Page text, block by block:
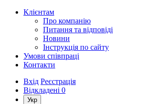
Клієнтам
Про компанію
Питання та відповіді
Новини
Інструкція по сайту
Умови співпраці
Контакти
Вхід Реєстрація
Відкладені 0
Укр